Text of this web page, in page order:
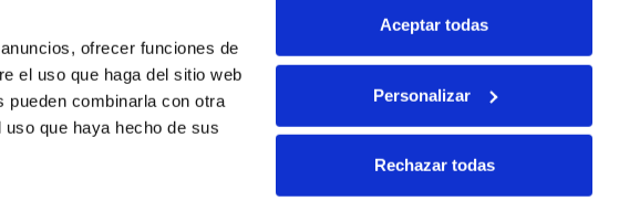
ofrecer funciones de
el uso que haga del sitio web
pueden combinarla con otra
que haya hecho de sus
Aceptar todas
Personalizar
Rechazar todas
© 2023 Conservas Serrats